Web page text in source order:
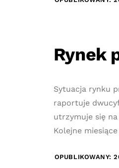
Rynek
Sytuacja rynku
raportuje
utrzymuje się
Kolejne
OPUBLIKOWANY: